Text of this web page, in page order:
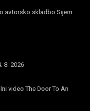
avtorsko skladbo Sijem
8. 2026
video The Door To An